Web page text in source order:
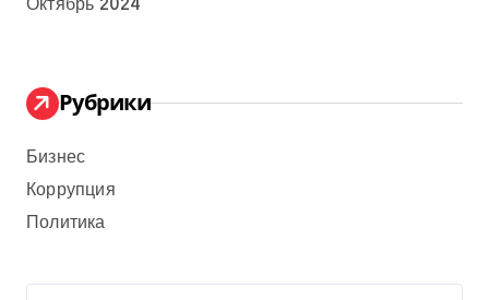
Октябрь 2024
Рубрики
Бизнес
Коррупция
Политика